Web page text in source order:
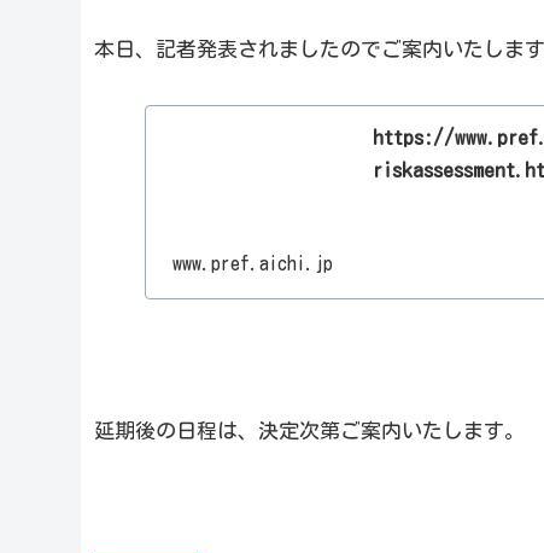
本日、記者発表されましたのでご案内いたします
https://
www.pref.aichi.jp
延期後の日程は、決定次第ご案内いたします。